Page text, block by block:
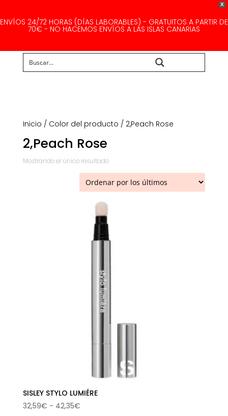
X
ENVÍOS 24/72 HORAS (DÍAS LABORABLES) - GRATUITOS A PARTIR DE
70€ - NO HACEMOS ENVÍOS A LAS ISLAS CANARIAS
Inicio / Color del producto / 2,Peach Rose
2,Peach Rose
Mostrando el único resultado
SISLEY STYLO LUMIÉRE
32,59€ - 42,35€Rango